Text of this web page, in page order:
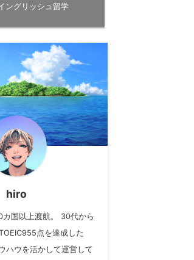
ングリッシュ留学
hiro
カ国以上渡航。 30代から
点を達成した
ハウを活かして運営して